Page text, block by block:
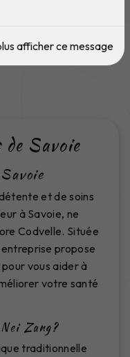
afficher ce message
Savoie
et de soins
à Savoie, ne
Codvelle. Située
propose
vous aider à
votre santé
Zang?
traditionnelle